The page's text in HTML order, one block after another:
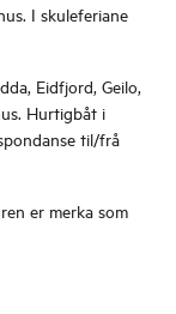
I skuleferiane
Eidfjord, Geilo,
Hurtigbåt i
til/frå
er merka som